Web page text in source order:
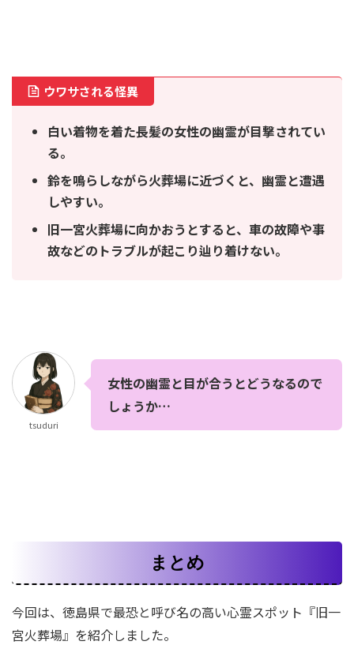
ウワサされる怪異
白い着物を着た長髪の女性の幽霊が目撃されてい
る。
鈴を鳴らしながら火葬場に近づくと、幽霊と遭遇
しやすい。
旧一宮火葬場に向かおうとすると、車の故障や事
故などのトラブルが起こり辿り着けない。
tsuduri
女性の幽霊と目が合うとどうなるので
しょうか…
まとめ
今回は、徳島県で最恐と呼び名の高い心霊スポット『旧一
宮火葬場』を紹介しました。